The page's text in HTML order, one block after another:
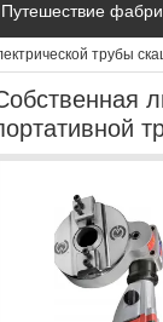
Путешествие
трубы